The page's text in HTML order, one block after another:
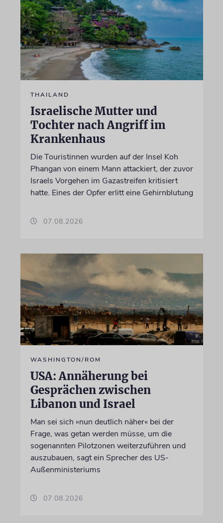
THAILAND
Israelische Mutter und
Tochter nach Angriff im
Krankenhaus
Die Touristinnen wurden auf der Insel Koh
Phangan von einem Mann attackiert, der zuvor
Israels Vorgehen im Gazastreifen kritisiert
hatte. Eines der Opfer erlitt eine Gehirnblutung
07.08.2026
WASHINGTON/ROM
USA: Annäherung bei
Gesprächen zwischen
Libanon und Israel
Man sei sich »nun deutlich näher« bei der
Frage, was getan werden müsse, um die
sogenannten Pilotzonen weiterzuführen und
auszubauen, sagt ein Sprecher des US-
Außenministeriums
07.08.2026